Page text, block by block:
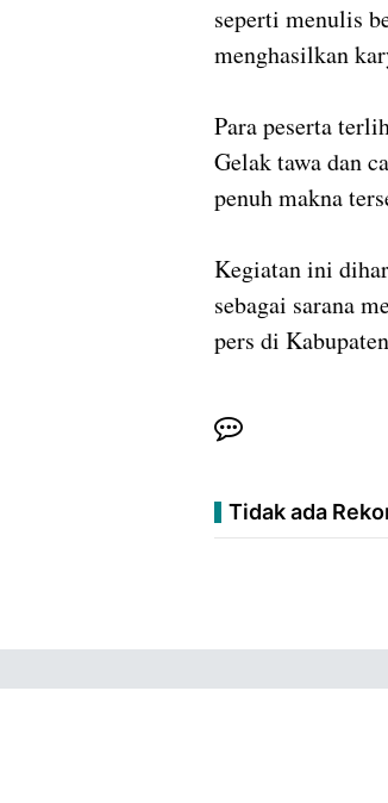
seperti menulis
menghasilkan
Para peserta
Gelak tawa dan
penuh makna
Kegiatan ini
sebagai sarana
pers di
Tidak ada